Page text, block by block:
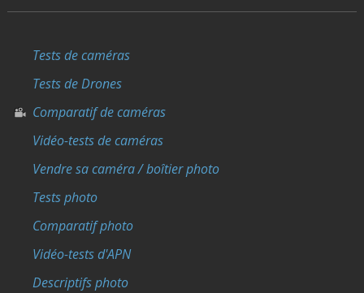
Tests de caméras
Tests de Drones
Comparatif de caméras
Vidéo-tests de caméras
Vendre sa caméra / boîtier photo
Tests photo
Comparatif photo
Vidéo-tests d'APN
Descriptifs photo